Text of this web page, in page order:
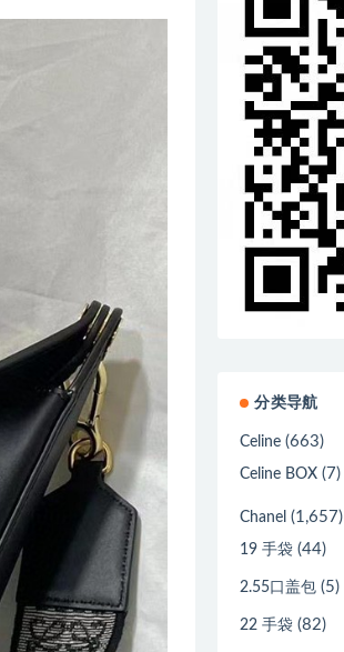
分类导航
Celine (663)
Celine BOX (7)
Chanel (1,657)
19 手袋 (44)
2.55口盖包 (5)
22 手袋 (82)